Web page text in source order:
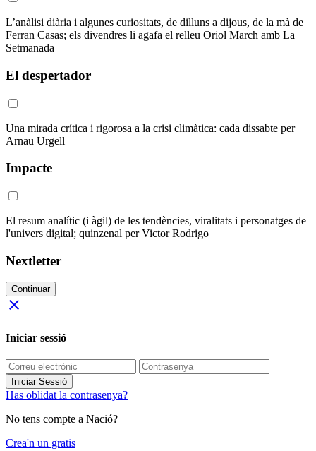
L’anàlisi diària i algunes curiositats, de dilluns a dijous, de la mà de
Ferran Casas; els divendres li agafa el relleu Oriol March amb La
Setmanada
El despertador
Una mirada crítica i rigorosa a la crisi climàtica: cada dissabte per
Arnau Urgell
Impacte
El resum analític (i àgil) de les tendències, viralitats i personatges de
l'univers digital; quinzenal per Victor Rodrigo
Nextletter
Continuar
close
Iniciar sessió
Iniciar Sessió
Has oblidat la contrasenya?
No tens compte a Nació?
Crea'n un gratis